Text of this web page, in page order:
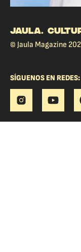
JAULA.
© Jaula Magazine
SÍGUENOS EN REDES: